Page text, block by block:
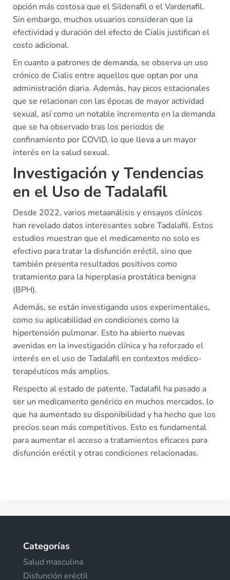
opción más costosa que el Sildenafil o el Vardenafil.
Sin embargo, muchos usuarios consideran que la
efectividad y duración del efecto de Cialis justifican el
costo adicional.
En cuanto a patrones de demanda, se observa un uso
crónico de Cialis entre aquellos que optan por una
administración diaria. Además, hay picos estacionales
que se relacionan con las épocas de mayor actividad
sexual, así como un notable incremento en la demanda
que se ha observado tras los periodos de
confinamiento por COVID, lo que lleva a un mayor
interés en la salud sexual.
Investigación y Tendencias
en el Uso de Tadalafil
Desde 2022, varios metaanálisis y ensayos clínicos
han revelado datos interesantes sobre Tadalafil. Estos
estudios muestran que el medicamento no solo es
efectivo para tratar la disfunción eréctil, sino que
también presenta resultados positivos como
tratamiento para la hiperplasia prostática benigna
(BPH).
Además, se están investigando usos experimentales,
como su aplicabilidad en condiciones como la
hipertensión pulmonar. Esto ha abierto nuevas
avenidas en la investigación clínica y ha reforzado el
interés en el uso de Tadalafil en contextos médico-
terapéuticos más amplios.
Respecto al estado de patente, Tadalafil ha pasado a
ser un medicamento genérico en muchos mercados, lo
que ha aumentado su disponibilidad y ha hecho que los
precios sean más competitivos. Esto es fundamental
para aumentar el acceso a tratamientos eficaces para
disfunción eréctil y otras condiciones relacionadas.
Categorías
Salud masculina
Disfunción eréctil